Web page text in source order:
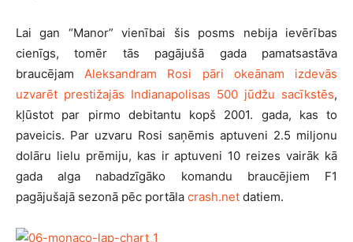
Lai gan “Manor” vienībai šis posms nebija ievērības
cienīgs, tomēr tās pagājušā gada pamatsastāva
braucējamAleksandram Rosi pāri okeānam izdevās
uzvarēt prestižajās Indianapolisas 500 jūdžu sacīkstēs,
kļūstot par pirmo debitantu kopš 2001. gada, kas to
paveicis. Par uzvaru Rosi saņēmis aptuveni 2.5 miljonu
dolāru lielu prēmiju, kas ir aptuveni 10 reizes vairāk kā
gada alga nabadzīgāko komandu braucējiem F1
pagājušajā sezonā pēc portāla crash.net datiem.